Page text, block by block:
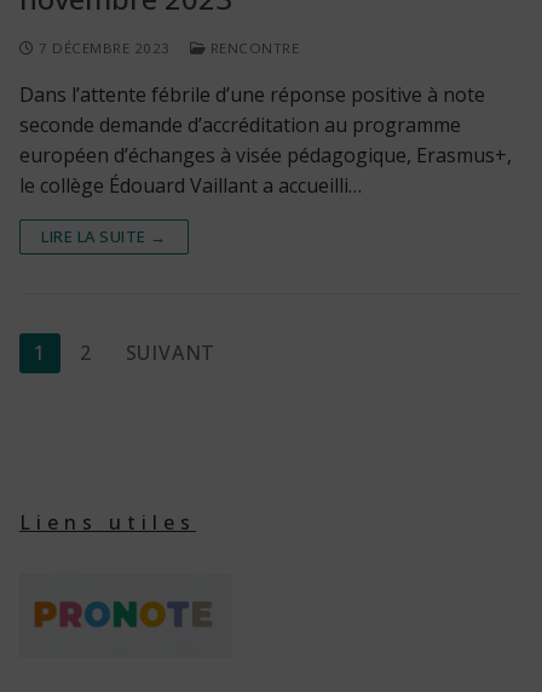
7 DÉCEMBRE 2023 RENCONTRE
Dans l’attente fébrile d’une réponse positive à note
seconde demande d’accréditation au programme
européen d’échanges à visée pédagogique, Erasmus+,
le collège Édouard Vaillant a accueilli…
LIRE LA SUITE →
Pagination
1 2 SUIVANT
Liens utiles